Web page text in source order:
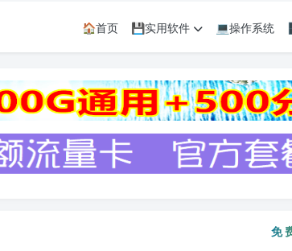
🏠首页 💾实用软件 💻操作系统
免费资